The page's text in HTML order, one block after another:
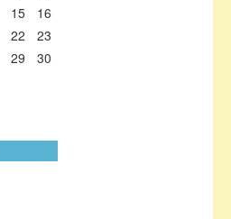
15
16
22
23
29
30